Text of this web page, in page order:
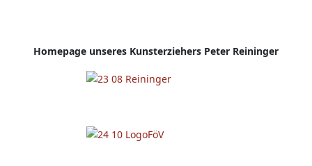
Homepage unseres Kunsterziehers Peter Reininger